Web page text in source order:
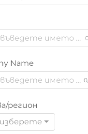
Name
регион